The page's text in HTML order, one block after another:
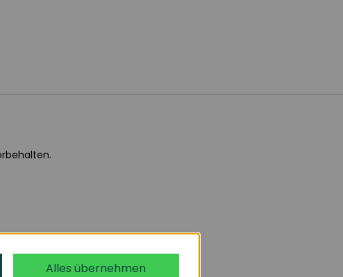
Alles übernehmen